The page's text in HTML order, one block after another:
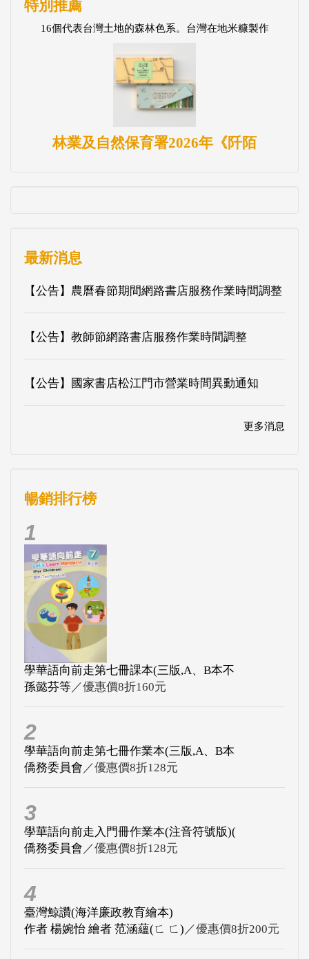
特別推薦
16個代表台灣土地的森林色系。台灣在地米糠製作
林業及自然保育署2026年《阡陌
最新消息
【公告】農曆春節期間網路書店服務作業時間調整
【公告】教師節網路書店服務作業時間調整
【公告】國家書店松江門市營業時間異動通知
更多消息
暢銷排行榜
1
學華語向前走第七冊課本(三版,A、B本不
孫懿芬等／優惠價8折160元
2
學華語向前走第七冊作業本(三版,A、B本
僑務委員會 ／優惠價8折128元
3
學華語向前走入門冊作業本(注音符號版)(
僑務委員會 ／優惠價8折128元
4
臺灣鯨讚(海洋廉政教育繪本)
作者 楊婉怡 繪者 范涵蘊(ㄈ ㄈ) ／優惠價8折200元